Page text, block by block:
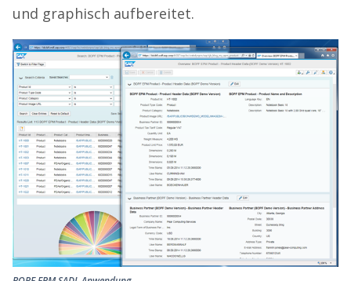
und graphisch aufbereitet.